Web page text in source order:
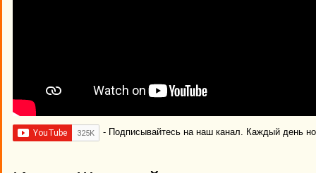
- Подписывайтесь на наш канал. Каждый день